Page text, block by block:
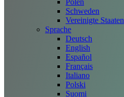
Polen
Schweden
Vereinigte Staaten
Sprache
Deutsch
English
Español
Français
Italiano
Polski
Suomi